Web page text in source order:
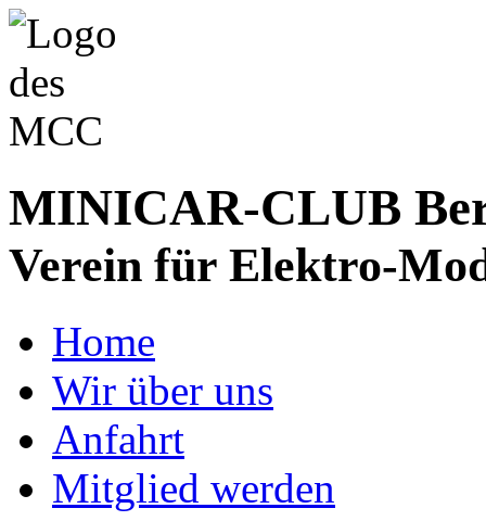
MINICAR-CLUB
Verein für Elektro-
Home
Wir über uns
Anfahrt
Mitglied werden